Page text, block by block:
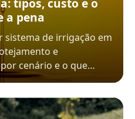
tipos, custo e o
a pena
de irrigação em
e
cenário e o que…